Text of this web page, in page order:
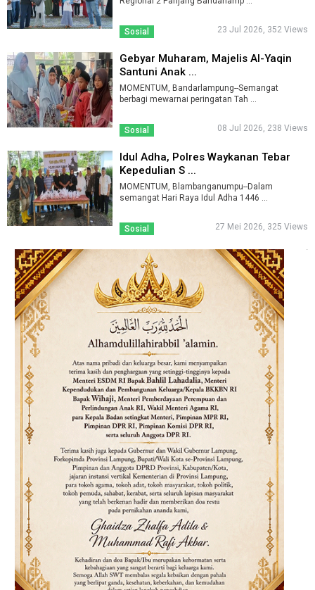
Sosial 23 Jul 2026, 352 Views
Gebyar Muharam, Majelis Al-Yaqin
Santuni Anak ...
MOMENTUM, Bandarlampung--Semangat
berbagi mewarnai peringatan Tah ...
Sosial 08 Jul 2026, 238 Views
Idul Adha, Polres Waykanan Tebar
Kepedulian S ...
MOMENTUM, Blambanganumpu--Dalam
semangat Hari Raya Idul Adha 1446 ...
Sosial 27 Mei 2026, 325 Views